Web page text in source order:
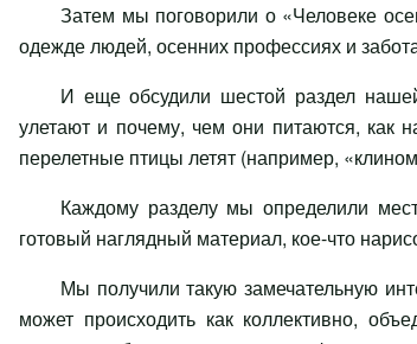
Затем мы поговорили о «Человеке
одежде людей, осенних профессиях и
И еще обсудили шестой раздел
улетают и почему, чем они питаются, как
перелетные птицы летят (например,
Каждому разделу мы определили
готовый наглядный материал, кое-что
Мы получили такую замечательную
может происходить как коллективно,